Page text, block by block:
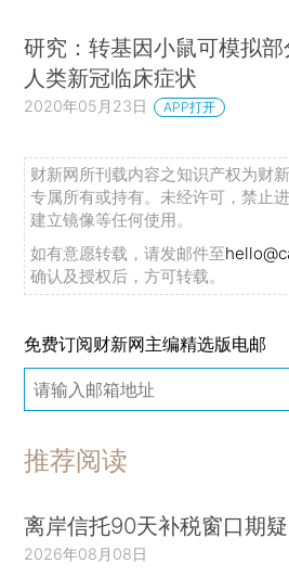
研究：转基因小鼠可模拟部
人类新冠临床症状
2020年05月23日 APP打开
财新网所刊载内容之知识产权为财
专属所有或持有。未经许可，禁止
建立镜像等任何使用。
如有意愿转载，请发邮件至
确认及授权后，方可转载。
免费订阅财新网主编精选版电邮
推荐阅读
离岸信托90天补税窗口期
2026年08月08日